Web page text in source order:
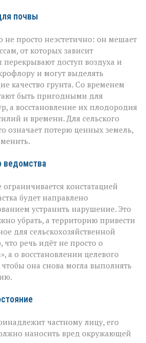
почвы
не просто неэстетично: он мешает
от которых зависит
доступ воздуха и
и могут выделять
качество грунта. Со временем
быть пригодными для
а восстановление их плодородия
и времени. Для сельского
означает потерю ценных земель,
ведомства
констатацией
будет направлено
устранить нарушение. Это
убрать, а территорию привести
для сельскохозяйственной
что речь идёт не просто о
а о восстановлении целевого
она снова могла выполнять
частному лицу, его
наносить вред окружающей